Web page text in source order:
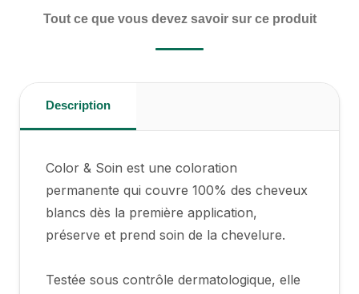
Tout ce que vous devez savoir sur ce produit
Description
Color & Soin est une coloration
permanente qui couvre 100% des cheveux
blancs dès la première application,
préserve et prend soin de la chevelure.
Testée sous contrôle dermatologique, elle